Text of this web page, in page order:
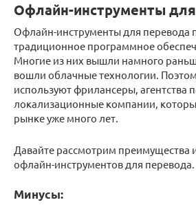
Офлайн-инструменты
Офлайн-инструменты для перевода
традиционное программное
Многие из них вышли намного
вошли облачные технологии.
используют фрилансеры, агентства
локализационные компании,
рынке уже много лет.
Давайте рассмотрим преимущества
офлайн-инструментов для перевода.
Минусы: